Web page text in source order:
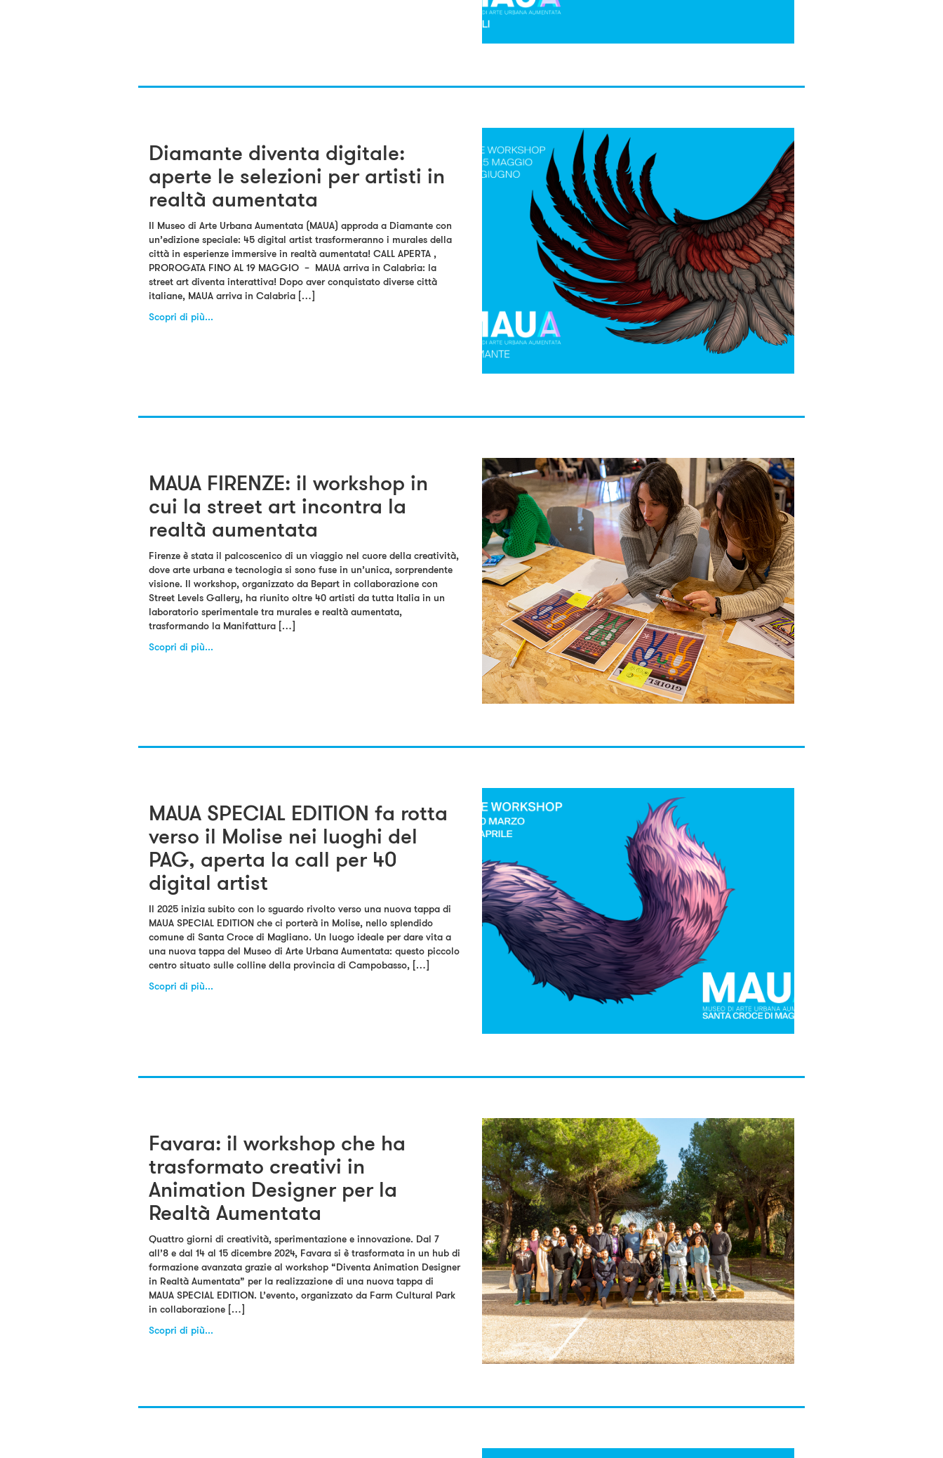
Diamante diventa digitale:
aperte le selezioni per artisti in
realtà aumentata
Il Museo di Arte Urbana Aumentata (MAUA) approda a Diamante con
un’edizione speciale: 45 digital artist trasformeranno i murales della
città in esperienze immersive in realtà aumentata! CALL APERTA ,
PROROGATA FINO AL 19 MAGGIO – MAUA arriva in Calabria: la
street art diventa interattiva! Dopo aver conquistato diverse città
italiane, MAUA arriva in Calabria […]
Scopri di più...
MAUA FIRENZE: il workshop in
cui la street art incontra la
realtà aumentata
Firenze è stata il palcoscenico di un viaggio nel cuore della creatività,
dove arte urbana e tecnologia si sono fuse in un’unica, sorprendente
visione. Il workshop, organizzato da Bepart in collaborazione con
Street Levels Gallery, ha riunito oltre 40 artisti da tutta Italia in un
laboratorio sperimentale tra murales e realtà aumentata,
trasformando la Manifattura […]
Scopri di più...
MAUA SPECIAL EDITION fa rotta
verso il Molise nei luoghi del
PAG, aperta la call per 40
digital artist
Il 2025 inizia subito con lo sguardo rivolto verso una nuova tappa di
MAUA SPECIAL EDITION che ci porterà in Molise, nello splendido
comune di Santa Croce di Magliano. Un luogo ideale per dare vita a
una nuova tappa del Museo di Arte Urbana Aumentata: questo piccolo
centro situato sulle colline della provincia di Campobasso, […]
Scopri di più...
Favara: il workshop che ha
trasformato creativi in
Animation Designer per la
Realtà Aumentata
Quattro giorni di creatività, sperimentazione e innovazione. Dal 7
all’8 e dal 14 al 15 dicembre 2024, Favara si è trasformata in un hub di
formazione avanzata grazie al workshop “Diventa Animation Designer
in Realtà Aumentata” per la realizzazione di una nuova tappa di
MAUA SPECIAL EDITION. L’evento, organizzato da Farm Cultural Park
in collaborazione […]
Scopri di più...